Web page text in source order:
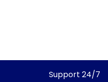
Support 24/7